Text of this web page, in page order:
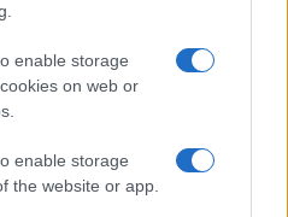
enable storage
on web or
enable storage
the website or app.
dicono i saggi. Io ne
noi. Non migliori. E questo
Maschi giovani,senza
di essere un zavorra